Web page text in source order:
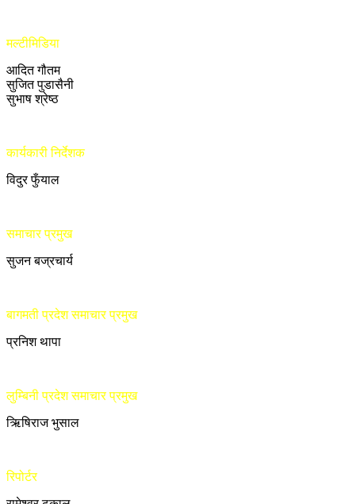
मल्टीमिडिया
आदित गौतम
सुजित पुडासैनी
सुभाष श्रेष्ठ
कार्यकारी निर्देशक
विदुर फुँयाल
समाचार प्रमुख
सुजन बज्रचार्य
बागमती प्रदेश समाचार प्रमुख
प्रनिश थापा
लुम्बिनी प्रदेश समाचार प्रमुख
ऋिषिराज भुसाल
रिपोर्टर